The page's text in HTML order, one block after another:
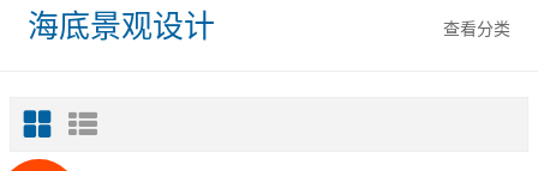
查看分类
海底景观设计